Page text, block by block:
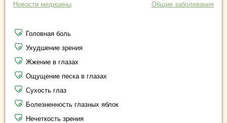
Новости медицины Общие заболевания
Головная боль
Ухудшение зрения
Жжение в глазах
Ощущение песка в глазах
Сухость глаз
Болезненность глазных яблок
Нечеткость зрения